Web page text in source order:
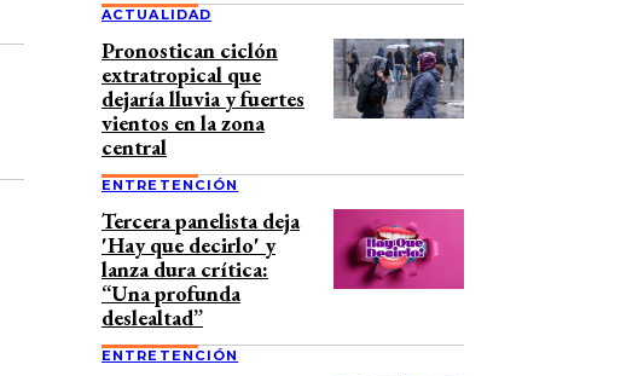
ACTUALIDAD
Pronostican ciclón
extratropical que
dejaría lluvia y fuertes
vientos en la zona
central
ENTRETENCIÓN
Tercera panelista deja
'Hay que decirlo' y
lanza dura crítica:
“Una profunda
deslealtad”
ENTRETENCIÓN